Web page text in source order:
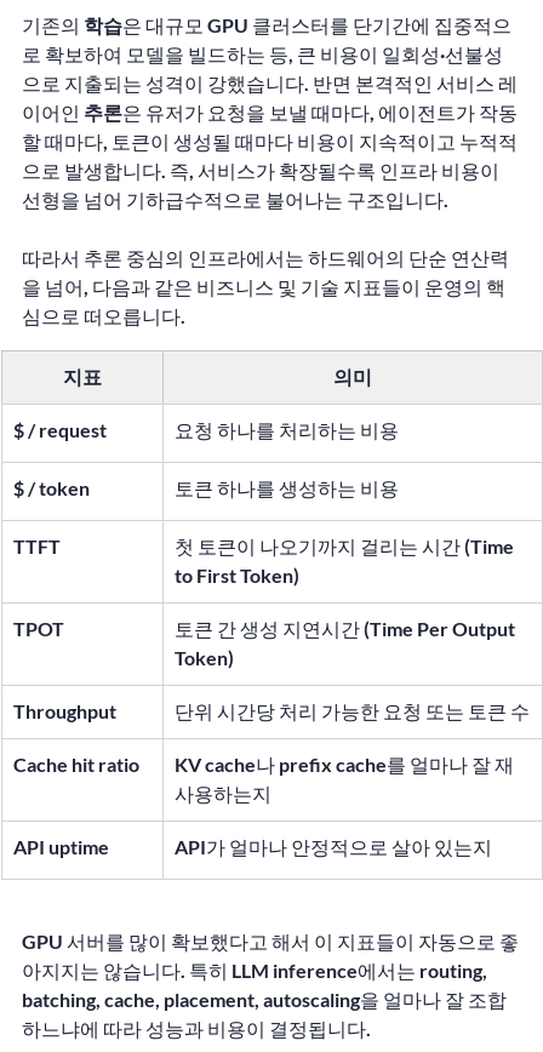
기존의 학습은 대규모 GPU 클러스터를 단기간에 집중적으
로 확보하여 모델을 빌드하는 등, 큰 비용이 일회성·선불성
으로 지출되는 성격이 강했습니다. 반면 본격적인 서비스 레
이어인 추론은 유저가 요청을 보낼 때마다, 에이전트가 작동
할 때마다, 토큰이 생성될 때마다 비용이 지속적이고 누적적
으로 발생합니다. 즉, 서비스가 확장될수록 인프라 비용이
선형을 넘어 기하급수적으로 불어나는 구조입니다.
따라서 추론 중심의 인프라에서는 하드웨어의 단순 연산력
을 넘어, 다음과 같은 비즈니스 및 기술 지표들이 운영의 핵
심으로 떠오릅니다.
지표 의미
$ / request 요청 하나를 처리하는 비용
$ / token 토큰 하나를 생성하는 비용
TTFT
첫 토큰이 나오기까지 걸리는 시간 (Time
to First Token)
TPOT
토큰 간 생성 지연시간 (Time Per Output
Token)
Throughput 단위 시간당 처리 가능한 요청 또는 토큰 수
Cache hit ratio
KV cache나 prefix cache를 얼마나 잘 재
사용하는지
API uptime API가 얼마나 안정적으로 살아 있는지
GPU 서버를 많이 확보했다고 해서 이 지표들이 자동으로 좋
아지지는 않습니다. 특히 LLM inference에서는 routing,
batching, cache, placement, autoscaling을 얼마나 잘 조합
하느냐에 따라 성능과 비용이 결정됩니다.